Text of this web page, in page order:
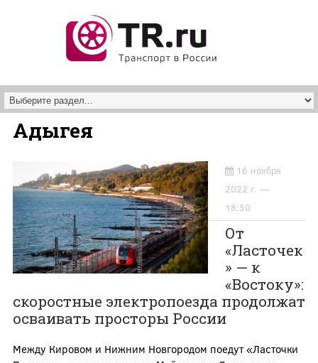
Адыгея
16 ноября
2022 г. —
18:50
От
«Ласточек
» — к
«Востоку»:
скоростные электропоезда продолжат
осваивать просторы России
Между Кировом и Нижним Новгородом поедут «Ласточки